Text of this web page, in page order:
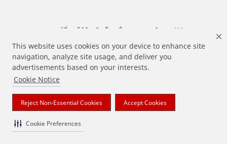
This website uses cookies on your device to enhance site
navigation, analyze site usage, and deliver you
advertisements based on your interests.
Cookie Notice
Reject Non-Essential Cookies Accept Cookies
Cookie Preferences
แบรนด์ที่ระบุไว้ข้างต้นเป็นเครื่องหมายการค้าของ 3M